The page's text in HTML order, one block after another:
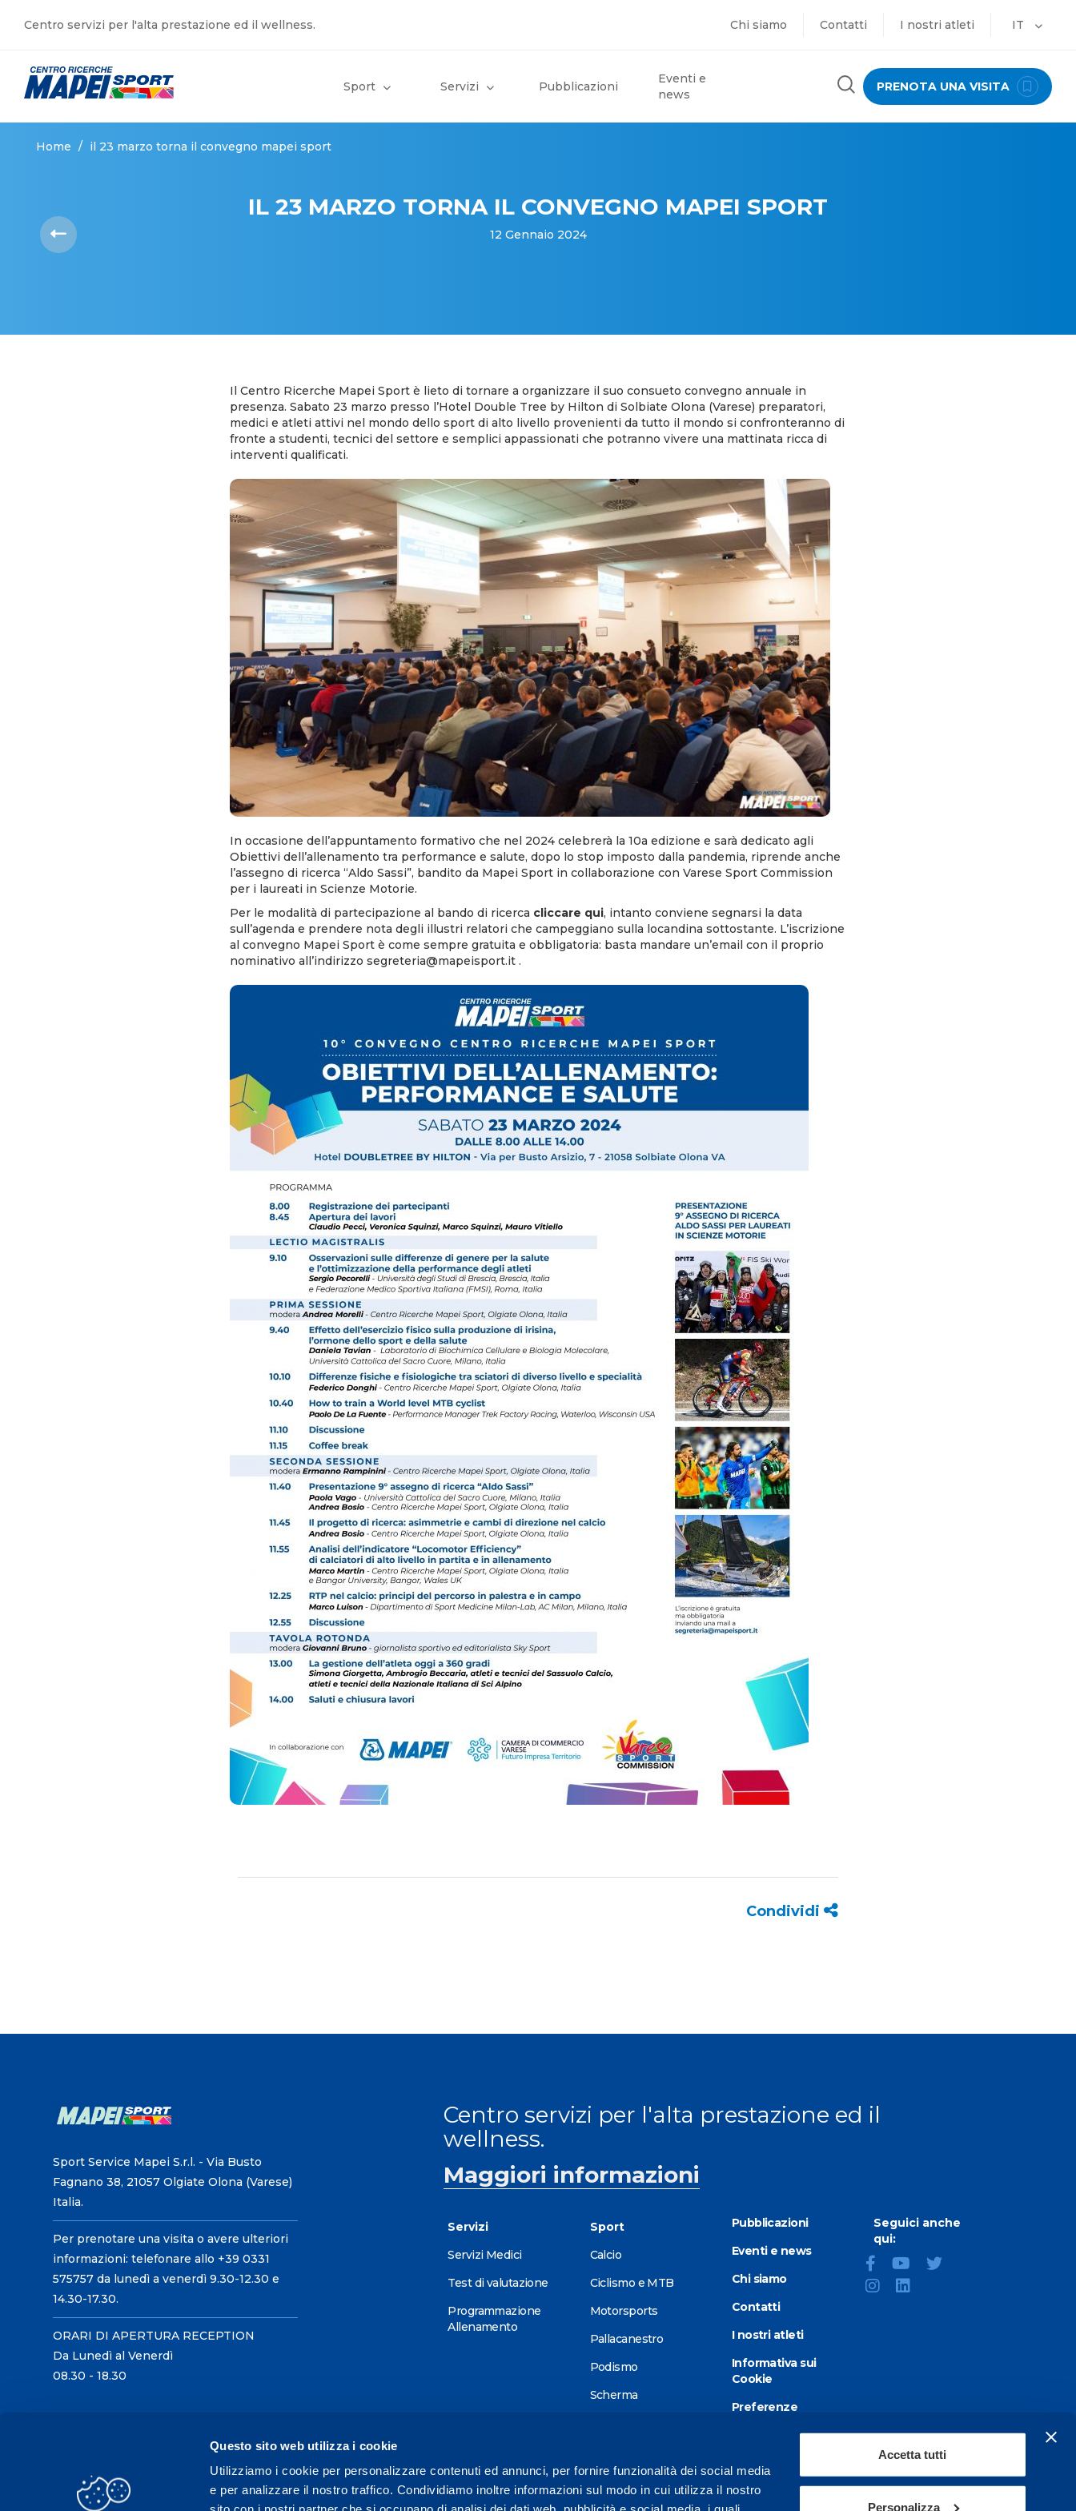
Questo sito web utilizza i cookie
Utilizziamo i cookie per personalizzare contenuti ed annunci, per fornire funzionalità dei social media
e per analizzare il nostro traffico. Condividiamo inoltre informazioni sul modo in cui utilizza il nostro
Accetta tutti
Personalizza
Centro servizi per l'alta prestazione ed il wellness. Chi siamo Contatti I nostri atleti IT
Sport Servizi Pubblicazioni
Eventi e
news
PRENOTA UNA VISITA
Home / il 23 marzo torna il convegno mapei sport
IL 23 MARZO TORNA IL CONVEGNO MAPEI SPORT
12 Gennaio 2024
Il Centro Ricerche Mapei Sport è lieto di tornare a organizzare il suo consueto convegno annuale in
presenza. Sabato 23 marzo presso l’Hotel Double Tree by Hilton di Solbiate Olona (Varese) preparatori,
medici e atleti attivi nel mondo dello sport di alto livello provenienti da tutto il mondo si confronteranno di
fronte a studenti, tecnici del settore e semplici appassionati che potranno vivere una mattinata ricca di
interventi qualificati.
In occasione dell’appuntamento formativo che nel 2024 celebrerà la 10a edizione e sarà dedicato agli
Obiettivi dell’allenamento tra performance e salute, dopo lo stop imposto dalla pandemia, riprende anche
l’assegno di ricerca “Aldo Sassi”, bandito da Mapei Sport in collaborazione con Varese Sport Commission
per i laureati in Scienze Motorie.
Per le modalità di partecipazione al bando di ricerca cliccare qui, intanto conviene segnarsi la data
sull’agenda e prendere nota degli illustri relatori che campeggiano sulla locandina sottostante. L’iscrizione
al convegno Mapei Sport è come sempre gratuita e obbligatoria: basta mandare un’email con il proprio
nominativo all’indirizzo segreteria@mapeisport.it .
Condividi
Sport Service Mapei S.r.l. - Via Busto
Fagnano 38, 21057 Olgiate Olona (Varese)
Italia.
Per prenotare una visita o avere ulteriori
informazioni: telefonare allo +39 0331
575757 da lunedì a venerdì 9.30-12.30 e
14.30-17.30.
ORARI DI APERTURA RECEPTION
Da Lunedì al Venerdì
08.30 - 18.30
Centro servizi per l'alta prestazione ed il
wellness.
Maggiori informazioni
Servizi
Servizi Medici
Test di valutazione
Programmazione
Allenamento
Sport
Calcio
Ciclismo e MTB
Motorsports
Pallacanestro
Podismo
Scherma
Triathlon
Wellness
Pubblicazioni
Eventi e news
Chi siamo
Contatti
I nostri atleti
Informativa sui
Cookie
Preferenze
Dichiarazione di
accessibilità
Seguici anche
qui: